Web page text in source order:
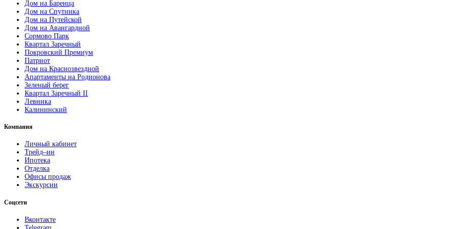
Дом на Баренца
Дом на Спутника
Дом на Путейской
Дом на Авангардной
Сормово Парк
Квартал Заречный
Покровский Премиум
Патриот
Дом на Краснозвездной
Апартаменты на Родионова
Зеленый берег
Квартал Заречный II
Левинка
Калининский
Компания
Личный кабинет
Трейд–ин
Ипотека
Отделка
Офисы продаж
Экскурсии
Соцсети
Вконтакте